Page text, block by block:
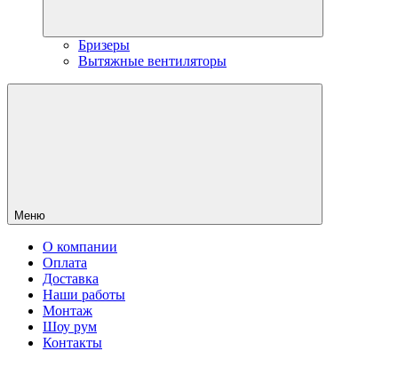
Бризеры
Вытяжные вентиляторы
Меню
О компании
Оплата
Доставка
Наши работы
Монтаж
Шоу рум
Контакты